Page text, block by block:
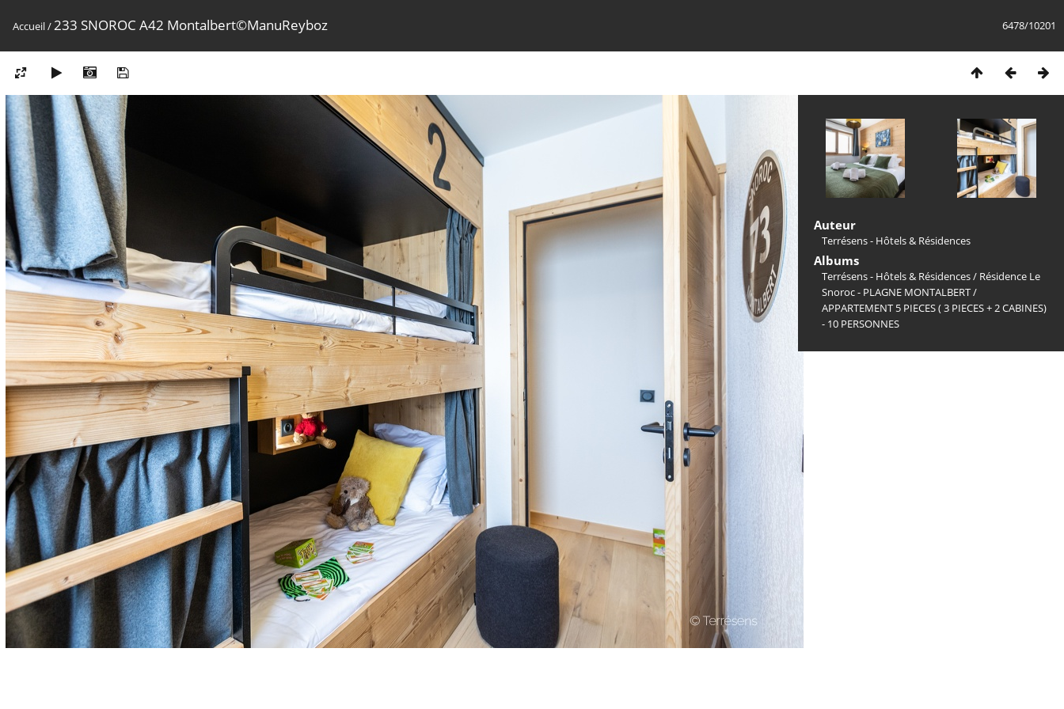
6478/10201
Accueil/233 SNOROC A42 Montalbert©ManuReyboz
Auteur
Terrésens - Hôtels & Résidences
Albums
Terrésens - Hôtels & Résidences/ Résidence Le
Snoroc - PLAGNE MONTALBERT/
APPARTEMENT 5 PIECES ( 3 PIECES + 2 CABINES)
- 10 PERSONNES